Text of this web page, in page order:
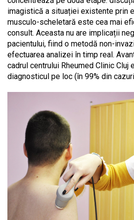
imagistică a situației existente prin
musculo-scheletară este cea mai
consult. Aceasta nu are implicații
pacientului, fiind o metodă non-
efectuarea analizei în timp real.
cadrul centrului Rheumed Clinic Cluj
diagnosticul pe loc (în 99% din